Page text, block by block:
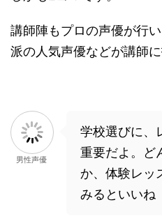
講師陣もプロの声優が行
派の人気声優などが講師に
男性声優
学校選びに、
重要だよ。ど
か、体験レッ
みるといいね